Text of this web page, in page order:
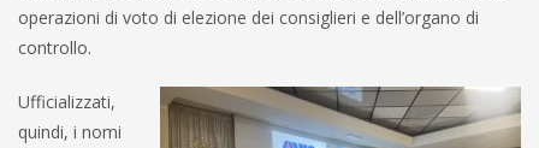
operazioni di voto di elezione dei consiglieri e dell’organo di
controllo.
Ufficializzati,
quindi, i nomi